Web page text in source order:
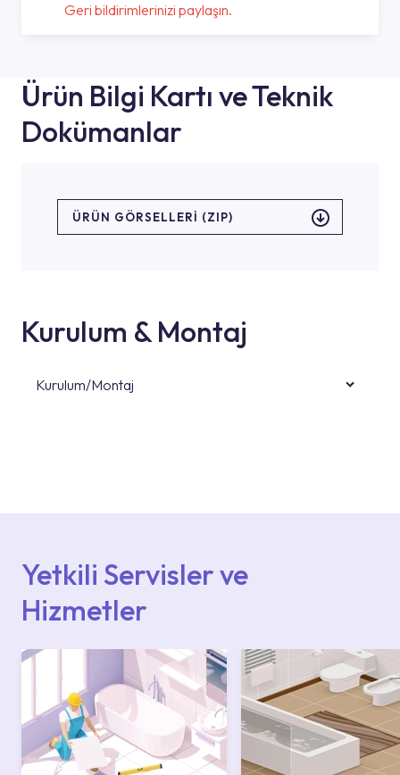
Geri bildirimlerinizi paylaşın.
Ürün Bilgi Kartı ve Teknik
Dokümanlar
ÜRÜN GÖRSELLERI (ZIP)
Kurulum & Montaj
Kurulum/Montaj
Yetkili Servisler ve
Hizmetler